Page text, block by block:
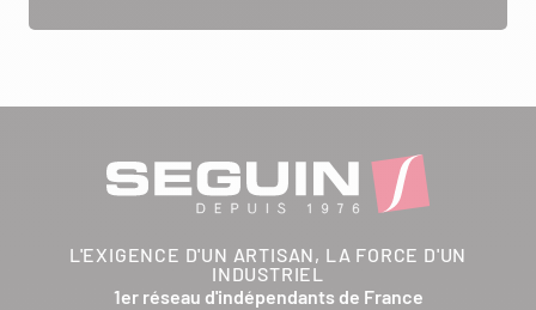
L'EXIGENCE D'UN ARTISAN, LA FORCE D'UN
INDUSTRIEL
1er réseau d'indépendants de France